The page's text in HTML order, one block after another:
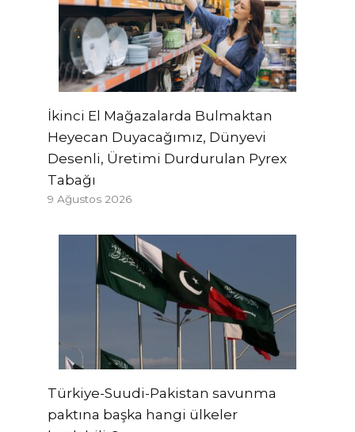
İkinci El Mağazalarda Bulmaktan
Heyecan Duyacağımız, Dünyevi
Desenli, Üretimi Durdurulan Pyrex
Tabağı
9 Ağustos 2026
Türkiye-Suudi-Pakistan savunma
paktına başka hangi ülkeler